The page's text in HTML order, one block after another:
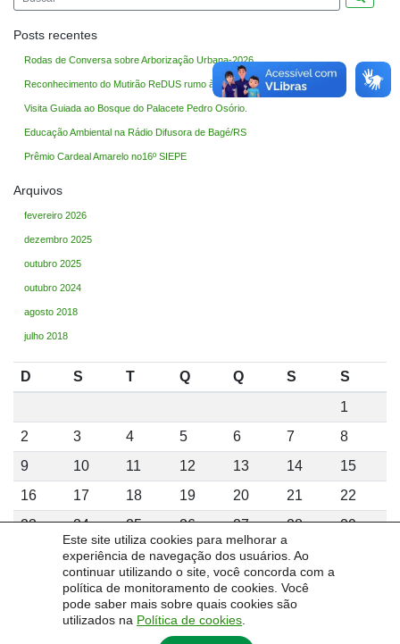
Este site utiliza cookies para melhorar a
experiência de navegação dos usuários. Ao
continuar utilizando o site, você concorda com a
política de monitoramento de cookies. Você
pode saber mais sobre quais cookies são
utilizados na Política de cookies
Posts recentes
Rodas de Conversa sobre Arborização Urbana-2026
Reconhecimento do Mutirão ReDUS rumo à COP30
Visita Guiada ao Bosque do Palacete Pedro Osório.
Educação Ambiental na Rádio Difusora de Bagé/RS
Prêmio Cardeal Amarelo no16º SIEPE
Arquivos
fevereiro 2026
dezembro 2025
outubro 2025
outubro 2024
agosto 2018
julho 2018
agosto 2026
D S T Q Q S
S
1
2
3 4 5 6 7
8
9
10 11 12 13 14
15
16
17 18 19 20 21
22
23
24 25 26 27 28
29
31